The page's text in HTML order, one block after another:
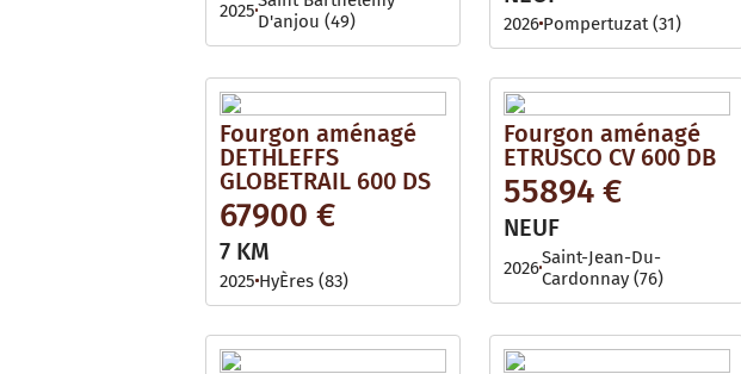
2025 D'anjou (49)
2026 Pompertuzat (31)
Fourgon aménagé
DETHLEFFS
GLOBETRAIL 600 DS
67900 €
7 KM
2025 HyÈres (83)
Fourgon aménagé
ETRUSCO CV 600 DB
55894 €
NEUF
2026Saint-Jean-Du-
Cardonnay (76)